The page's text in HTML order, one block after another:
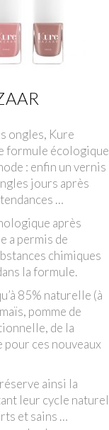
ongles, Kure
formule écologique
: enfin un vernis
jours après
…
après
a permis de
chimiques
la formule.
85% naturelle (à
pomme de
de la
ces nouveaux
ainsi la
leur cycle naturel
et sains …